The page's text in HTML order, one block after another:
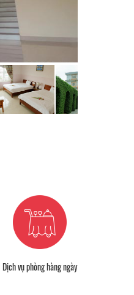
Dịch vụ phòng hàng ngày